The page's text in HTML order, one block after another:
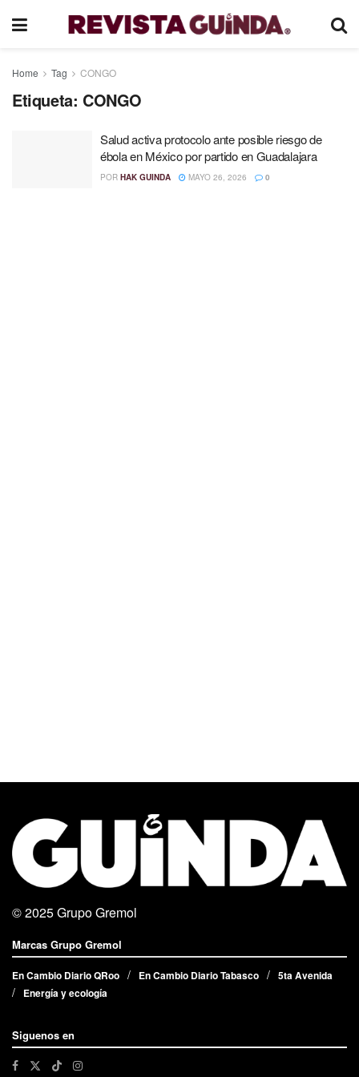
Home Tag CONGO
Etiqueta: CONGO
Salud activa protocolo ante posible riesgo de
ébola en México por partido en Guadalajara
POR HAK GUINDA MAYO 26, 2026 0
© 2025Grupo Gremol
Marcas Grupo Gremol
En Cambio Diario QRoo En Cambio Diario Tabasco
5ta Avenida
Energía y ecología
Siguenos en